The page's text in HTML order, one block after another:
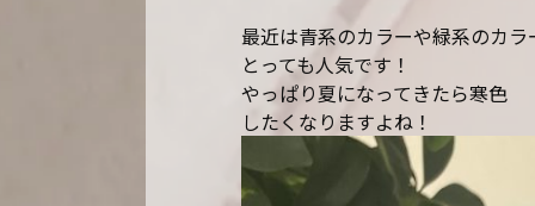
最近は青系のカラーや緑系のカラ
とっても人気です！
やっぱり夏になってきたら寒色
したくなりますよね！